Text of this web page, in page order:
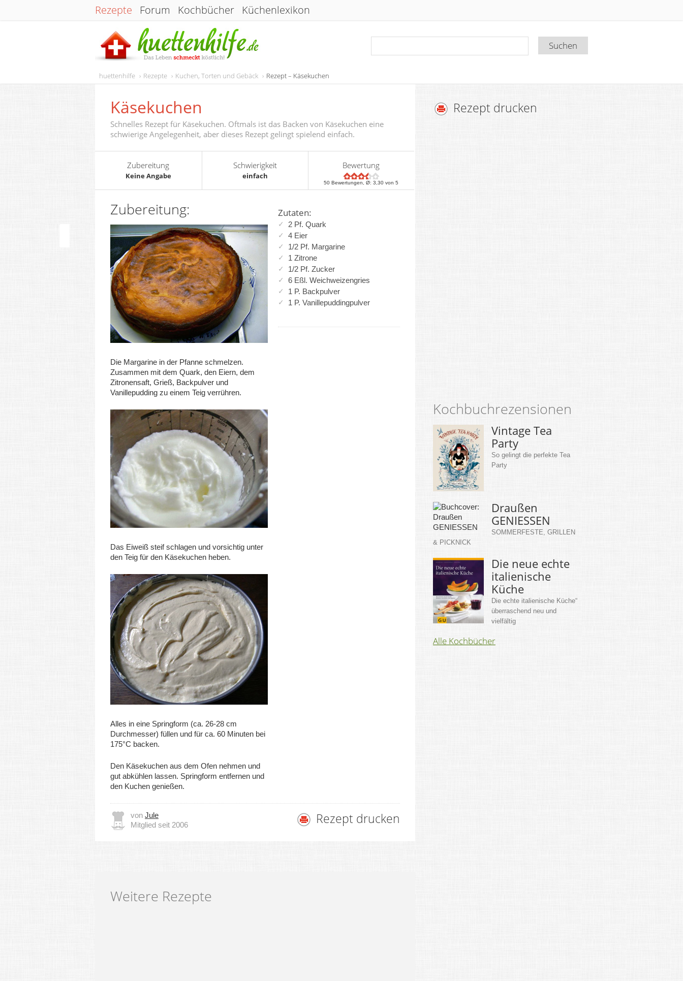
Rezepte Forum Kochbücher Küchenlexikon
huettenhilfe Rezepte Kuchen, Torten und Gebäck Rezept – Käsekuchen
Käsekuchen
Schnelles Rezept für Käsekuchen. Oftmals ist das Backen von Käsekuchen eine
schwierige Angelegenheit, aber dieses Rezept gelingt spielend einfach.
Zubereitung
Keine Angabe
Schwierigkeit
einfach
Bewertung
50 Bewertungen, Ø:3,30 von 5
Zutaten:
2 Pf. Quark
4 Eier
1/2 Pf. Margarine
1 Zitrone
1/2 Pf. Zucker
6 Eßl. Weichweizengries
1 P. Backpulver
1 P. Vanillepuddingpulver
Zubereitung:
Die Margarine in der Pfanne schmelzen.
Zusammen mit dem Quark, den Eiern, dem
Zitronensaft, Grieß, Backpulver und
Vanillepudding zu einem Teig verrühren.
Das Eiweiß steif schlagen und vorsichtig unter
den Teig für den Käsekuchen heben.
Alles in eine Springform (ca. 26-28 cm
Durchmesser) füllen und für ca. 60 Minuten bei
175°C backen.
Den Käsekuchen aus dem Ofen nehmen und
gut abkühlen lassen. Springform entfernen und
den Kuchen genießen.
von Jule
Mitglied seit 2006
Rezept drucken
Rezept drucken
Kochbuchrezensionen
Vintage Tea
Party
So gelingt die perfekte Tea
Party
Draußen
GENIESSEN
SOMMERFESTE, GRILLEN
& PICKNICK
Die neue echte
italienische
Küche
Die echte italienische Küche“
überraschend neu und
vielfältig
Alle Kochbücher
Weitere Rezepte